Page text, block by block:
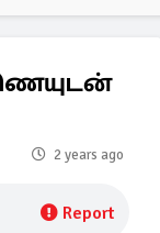
2 years ago
Report